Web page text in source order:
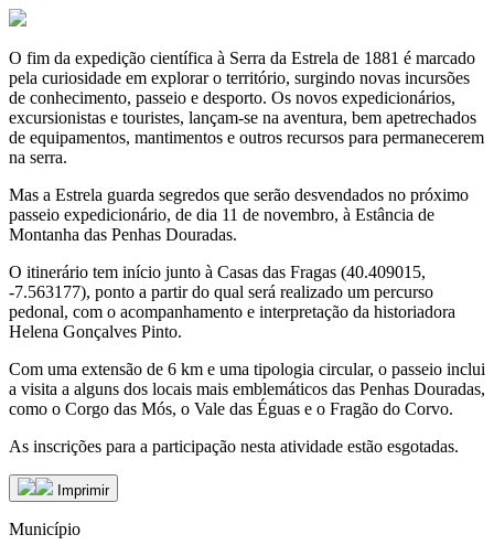
O fim da expedição científica à Serra da Estrela de 1881 é marcado
pela curiosidade em explorar o território, surgindo novas incursões
de conhecimento, passeio e desporto. Os novos expedicionários,
excursionistas e touristes, lançam-se na aventura, bem apetrechados
de equipamentos, mantimentos e outros recursos para permanecerem
na serra.
Mas a Estrela guarda segredos que serão desvendados no próximo
passeio expedicionário, de dia 11 de novembro, à Estância de
Montanha das Penhas Douradas.
O itinerário tem início junto à Casas das Fragas (40.409015,
-7.563177), ponto a partir do qual será realizado um percurso
pedonal, com o acompanhamento e interpretação da historiadora
Helena Gonçalves Pinto.
Com uma extensão de 6 km e uma tipologia circular, o passeio inclui
a visita a alguns dos locais mais emblemáticos das Penhas Douradas,
como o Corgo das Mós, o Vale das Éguas e o Fragão do Corvo.
As inscrições para a participação nesta atividade estão esgotadas.
Imprimir
Município